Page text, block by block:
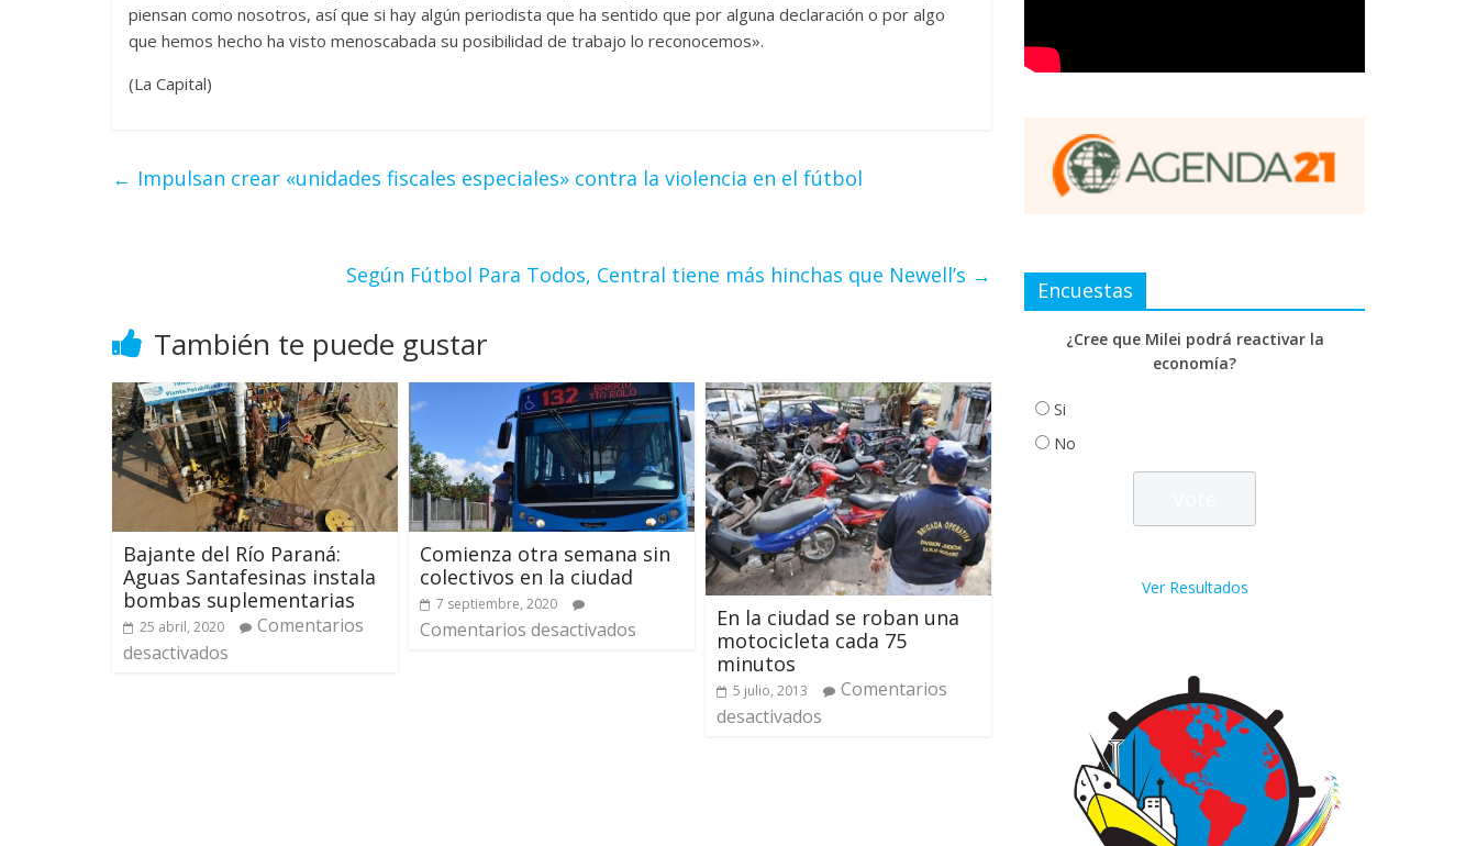
piensan como nosotros, así que si hay algún periodista que ha sentido que por alguna declaración o por algo
que hemos hecho ha visto menoscabada su posibilidad de trabajo lo reconocemos».
(La Capital)
← Impulsan crear «unidades fiscales especiales» contra la violencia en el fútbol
Según Fútbol Para Todos, Central tiene más hinchas que Newell’s →
También te puede gustar
Bajante del Río Paraná:
Aguas Santafesinas instala
bombas suplementarias
25 abril, 2020
Comentarios
desactivados
Comienza otra semana sin
colectivos en la ciudad
7 septiembre, 2020
Comentarios desactivados
En la ciudad se roban una
motocicleta cada 75
minutos
5 julio, 2013
Comentarios
desactivados
Encuestas
¿Cree que Milei podrá reactivar la
economía?
Si
No
Ver Resultados